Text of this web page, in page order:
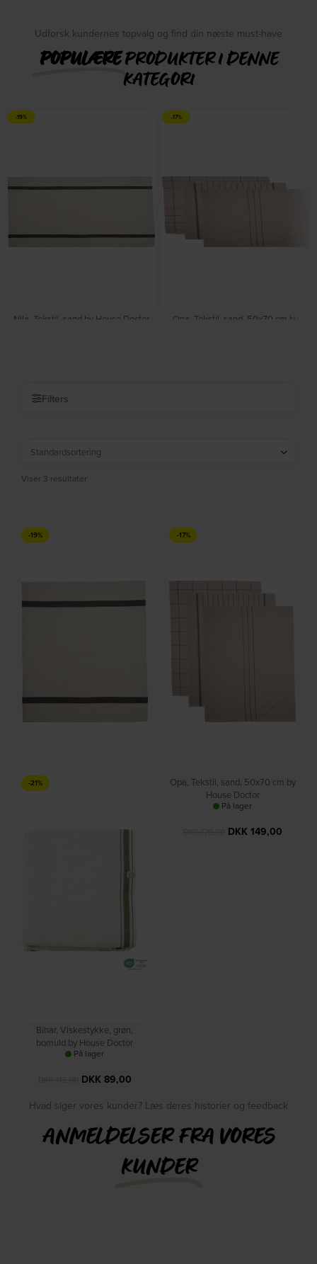
Udforsk kundernes topvalg og find din næste must-have
POPULÆREPRODUKTER I DENNE
KATEGORI
-19%
Nila, Tekstil, sand by House Doctor
-17%
Opa, Tekstil, sand, 50x70 cm by
Filters
Viser 3 resultater
-19%
Nila, Tekstil, sand by House
88,00
-17%
Opa, Tekstil, sand, 50x70 cm by
House Doctor
På lager
DKK149,00
-21%
Bihar, Viskestykke, grøn,
bomuld by House Doctor
På lager
DKK89,00
Hvad siger vores kunder? Læs deres historier og feedback
ANMELDELSER FRA VORES
KUNDER